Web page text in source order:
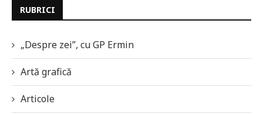
RUBRICI
„Despre zei”, cu GP Ermin
Artă grafică
Articole